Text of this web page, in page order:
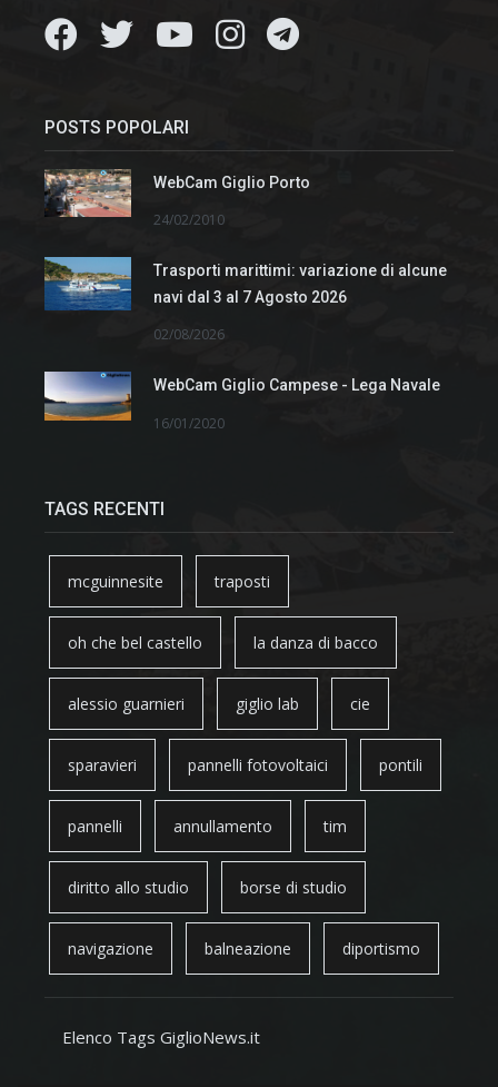
POSTS POPOLARI
WebCam Giglio Porto
24/02/2010
Trasporti marittimi: variazione di alcune
navi dal 3 al 7 Agosto 2026
02/08/2026
WebCam Giglio Campese - Lega Navale
16/01/2020
TAGS RECENTI
mcguinnesite traposti
oh che bel castello la danza di bacco
alessio guarnieri giglio lab cie
sparavieri pannelli fotovoltaici pontili
pannelli annullamento tim
diritto allo studio borse di studio
navigazione balneazione diportismo
Elenco Tags GiglioNews.it